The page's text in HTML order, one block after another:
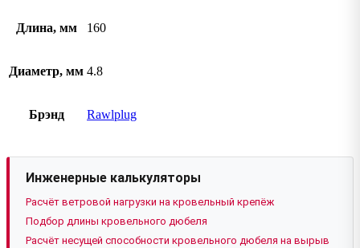
Длина, мм 160
Диаметр, мм 4.8
Брэнд Rawlplug
Инженерные калькуляторы
Расчёт ветровой нагрузки на кровельный крепёж
Подбор длины кровельного дюбеля
Расчёт несущей способности кровельного дюбеля на вырыв